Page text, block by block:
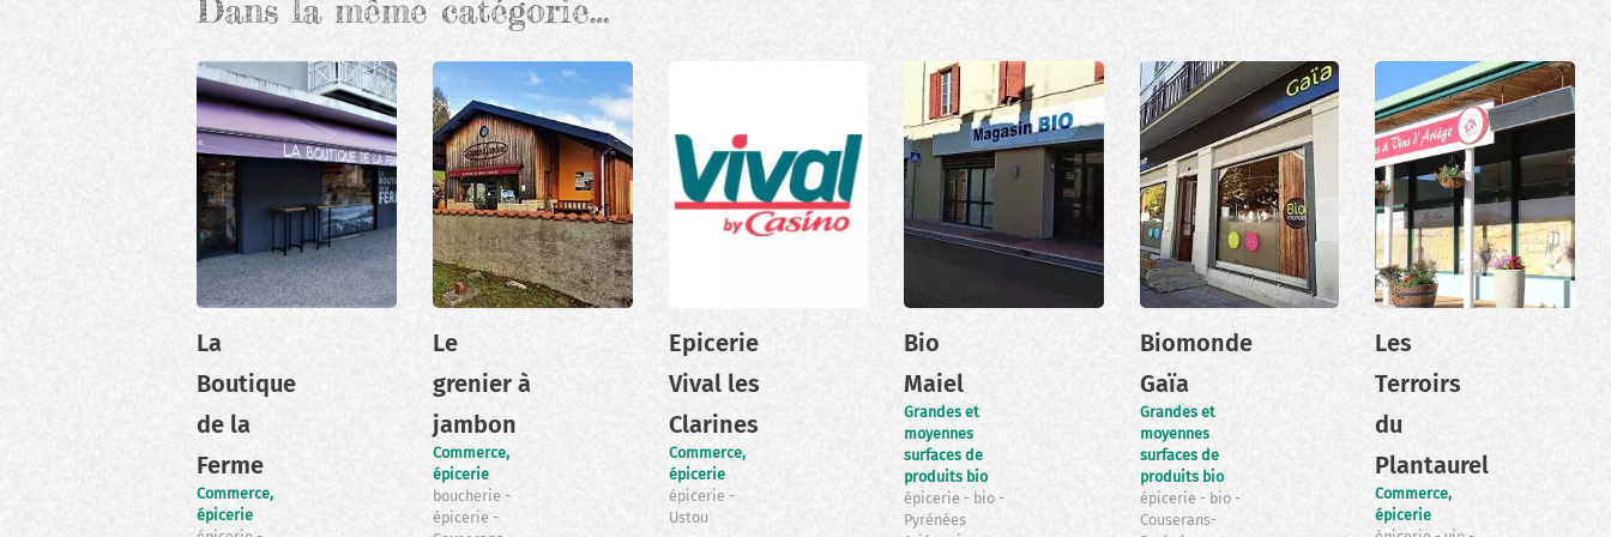
Dans la même catégorie…
La
Boutique
de la
Ferme
Commerce,
épicerie
Le
grenier à
jambon
Commerce,
épicerie
boucherie
épicerie
Epicerie
Vival les
Clarines
Commerce,
épicerie
épicerie
Ustou
Bio
Maiel
Grandes et
moyennes
surfaces de
produits bio
épicerie bio
Pyrénées
Biomonde
Gaïa
Grandes et
moyennes
surfaces de
produits bio
épicerie
bio
Couserans-
Les
Terroirs
du
Plantaurel
Commerce,
épicerie